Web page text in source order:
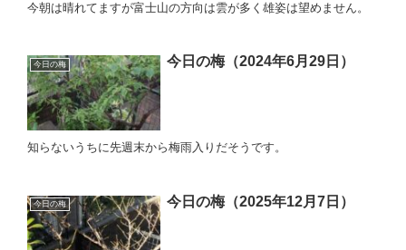
今朝は晴れてますが富士山の方向は雲が多く雄姿は望めません。
今日の梅 今日の梅（2024年6月29日）
知らないうちに先週末から梅雨入りだそうです。
今日の梅 今日の梅（2025年12月7日）